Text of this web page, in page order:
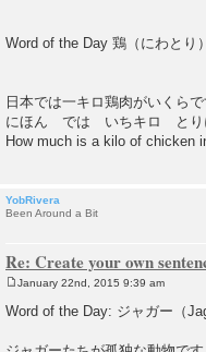
Word of the Day 鶏（にわと
日本では一キロ鶏肉がいくらで
にほん では いちキロ と
How much is a kilo of chicken
YobRivera
Been Around a Bit
Re: Create your own
o
s
January 22nd, 2015 9:39 am
Word of the Day: ジャガー（